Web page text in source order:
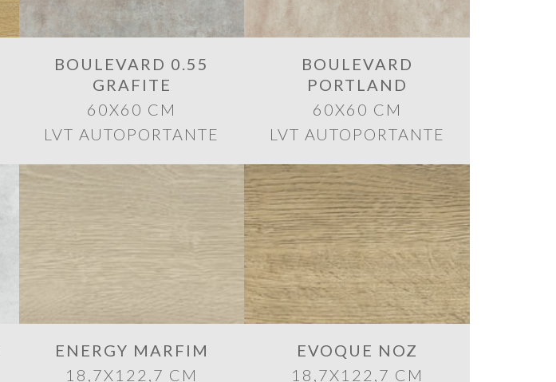
BOULEVARD 0.55
GRAFITE
60X60 CM
LVT AUTOPORTANTE
BOULEVARD
PORTLAND
60X60 CM
LVT AUTOPORTANTE
ENERGY MARFIM
18,7X122,7 CM
EVOQUE NOZ
18,7X122,7 CM